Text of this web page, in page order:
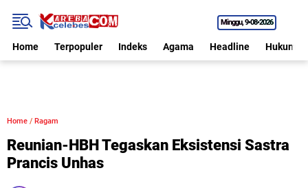
Minggu 9•08•2026
Home Terpopuler Indeks Agama Headline Hukum
Home / Ragam
Reunian-HBH Tegaskan Eksistensi Sastra
Prancis Unhas